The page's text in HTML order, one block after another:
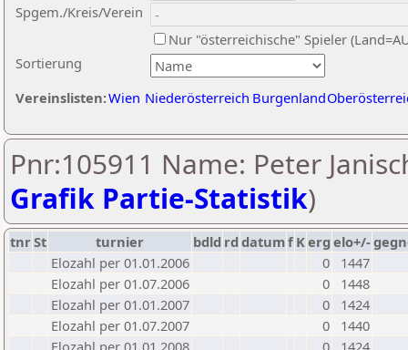
Sortierung
Spgem./Kreis/Verein
Nur "österreichische" Spieler
Vereinslisten:Wien Niederösterreich Burgenland
Pnr:105911 Name: Peter
Grafik Partie-Statistik)
tnrSt turnier bdld rd datumf Kerg elo+/-
Elozahl per 01.01.2006
0
1447
Elozahl per 01.07.2006
0
1448
Elozahl per 01.01.2007
0
1424
Elozahl per 01.07.2007
0
1440
Elozahl per 01.01.2008
0
1424